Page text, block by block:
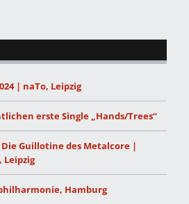
| naTo, Leipzig
erste Single „Hands/Trees“
Guillotine des Metalcore |
Leipzig
Hamburg